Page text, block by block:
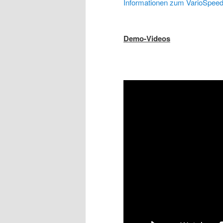
Informationen zum
Demo-Videos